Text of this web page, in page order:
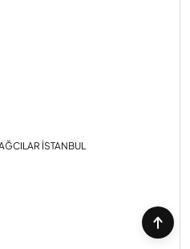
İSTANBUL